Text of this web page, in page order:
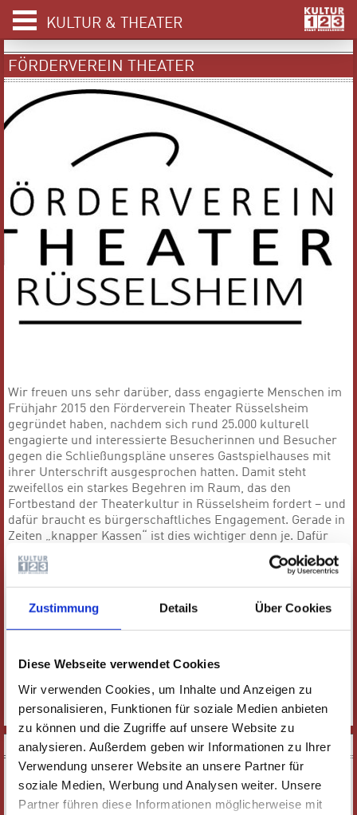
Zustimmung Details Über Cookies
Diese Webseite verwendet Cookies
Wir verwenden Cookies, um Inhalte und Anzeigen zu
personalisieren, Funktionen für soziale Medien anbieten
zu können und die Zugriffe auf unsere Website zu
analysieren. Außerdem geben wir Informationen zu Ihrer
Verwendung unserer Website an unsere Partner für
soziale Medien, Werbung und Analysen weiter. Unsere
Partner führen diese Informationen möglicherweise mit
KULTUR & THEATER
FÖRDERVEREIN THEATER
Wir freuen uns sehr darüber, dass engagierte Menschen im
Frühjahr 2015 den Förderverein Theater Rüsselsheim
gegründet haben, nachdem sich rund 25.000 kulturell
engagierte und interessierte Besucherinnen und Besucher
gegen die Schließungspläne unseres Gastspielhauses mit
ihrer Unterschrift ausgesprochen hatten. Damit steht
zweifellos ein starkes Begehren im Raum, das den
Fortbestand der Theaterkultur in Rüsselsheim fordert – und
dafür braucht es bürgerschaftliches Engagement. Gerade in
Zeiten „knapper Kassen“ ist dies wichtiger denn je. Dafür
tritt der Förderverein Theater Rüsselsheim ein.
Mehr Informationen zum Förderverein und falls Sie Mitglied
werden möchten, wenden Sie sich per E-Mail an den
Vorstand:vorstand@fv-theater-ruesselsheim.de. Folgen Sie
dem Förderverein auch auf seinerFacebook-
BEITRITTSANTRAG
DOWNLOADS